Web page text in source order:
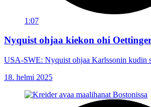
1:07
Nyquist ohjaa kiekon ohi
USA-SWE: Nyquist ohjaa Karlssonin kudin
18. helmi 2025